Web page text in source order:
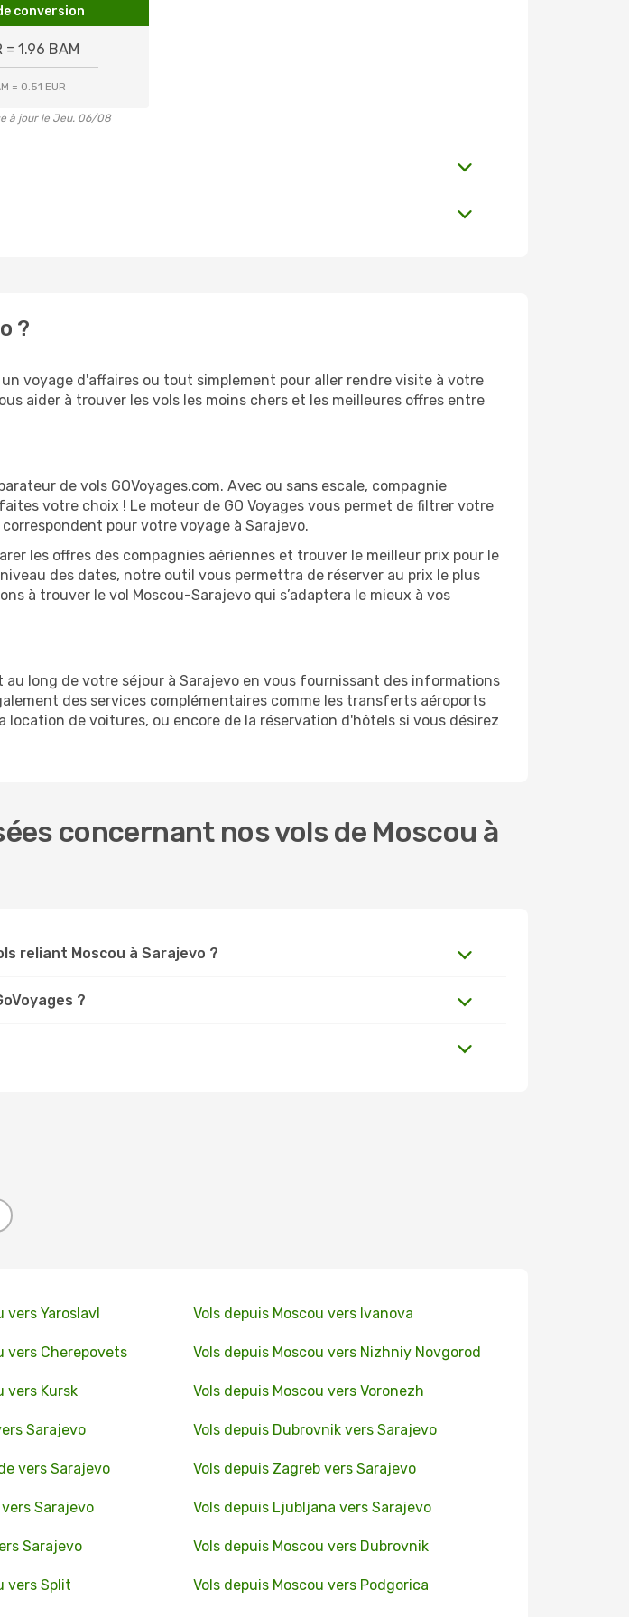
conversion
= 1.96 BAM
= 0.51 EUR
à jour le Jeu. 06/08
?
voyage d'affaires ou tout simplement pour aller rendre visite à votre
aider à trouver les vols les moins chers et les meilleures offres entre
de vols GOVoyages.com. Avec ou sans escale, compagnie
votre choix ! Le moteur de GO Voyages vous permet de filtrer votre
pour votre voyage à Sarajevo.
les offres des compagnies aériennes et trouver le meilleur prix pour le
des dates, notre outil vous permettra de réserver au prix le plus
à trouver le vol Moscou-Sarajevo qui s’adaptera le mieux à vos
long de votre séjour à Sarajevo en vous fournissant des informations
des services complémentaires comme les transferts aéroports
de voitures, ou encore de la réservation d'hôtels si vous désirez
concernant nos vols de Moscou à
reliant Moscou à Sarajevo ?
?
vers Yaroslavl Vols depuis Moscou vers Ivanova
vers Cherepovets Vols depuis Moscou vers Nizhniy Novgorod
vers Kursk Vols depuis Moscou vers Voronezh
Sarajevo Vols depuis Dubrovnik vers Sarajevo
vers Sarajevo Vols depuis Zagreb vers Sarajevo
Sarajevo Vols depuis Ljubljana vers Sarajevo
Sarajevo Vols depuis Moscou vers Dubrovnik
vers Split Vols depuis Moscou vers Podgorica